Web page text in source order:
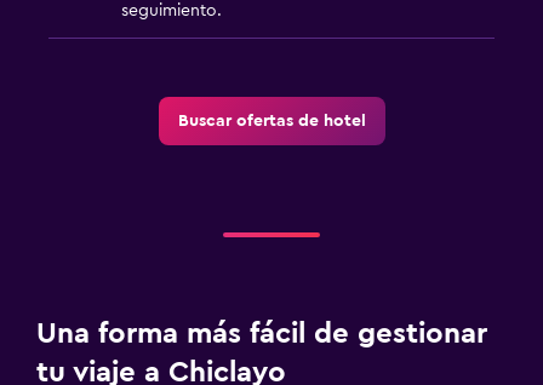
seguimiento.
Buscar ofertas de hotel
Una forma más fácil de gestionar
tu viaje a Chiclayo